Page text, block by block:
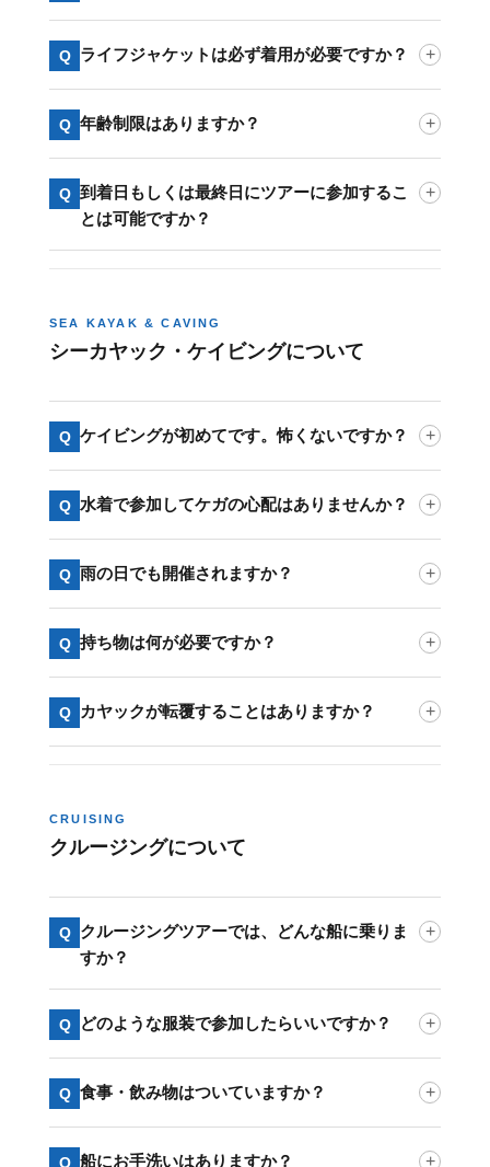
Q ライフジャケットは必ず着用が必要ですか？ +
Q 年齢制限はありますか？ +
Q 到着日もしくは最終日にツアーに参加するこ
とは可能ですか？
+
SEA KAYAK & CAVING
シーカヤック・ケイビングについて
Q ケイビングが初めてです。怖くないですか？ +
Q 水着で参加してケガの心配はありませんか？ +
Q 雨の日でも開催されますか？ +
Q 持ち物は何が必要ですか？ +
Q カヤックが転覆することはありますか？ +
CRUISING
クルージングについて
Q クルージングツアーでは、どんな船に乗りま
すか？
+
Q どのような服装で参加したらいいですか？ +
Q 食事・飲み物はついていますか？ +
Q 船にお手洗いはありますか？ +